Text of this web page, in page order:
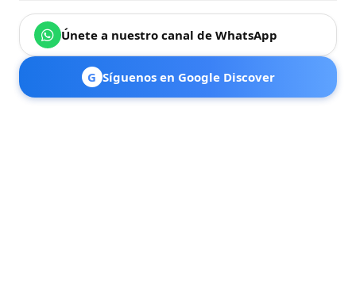
Únete a nuestro canal de WhatsApp
G Síguenos en Google Discover